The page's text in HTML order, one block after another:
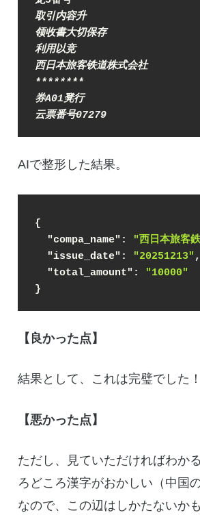
取引内容升
领收書大切保存
利用以竞
西日本旅客铁道株式会社
********
券A01凳行
云票番号07279
AIで整形した結果。
{
"compa_name" : "西日本旅客
"issue_date" : "20251213",
"total_amount" : "10000"
}
【良かった点】
結果として、これは完璧でした！
【悪かった点】
ただし、見ていただければわか
ろどころ漢字がおかしい（中国
なので、この辺はしかたないかも